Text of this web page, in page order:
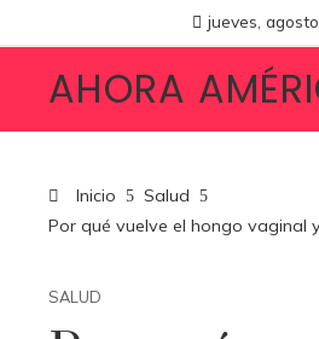
jueves,
AHORA
Inicio
Salud
Por qué vuelve el hongo vaginal
SALUD